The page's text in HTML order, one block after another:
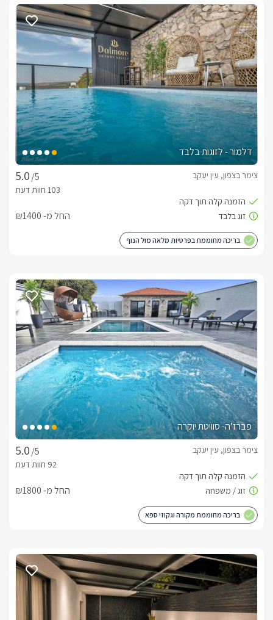
דלמור - לזוגות בלבד
/5
צימר בצפון, עין יעקב
החל מ- ₪1400
בריכה מחוממת בפרטיות מלאה מול הנוף
פברז’ה- סוויטת יוקרה
/5
צימר בצפון, עין יעקב
החל מ- ₪1800
בריכה מחוממת מקורה וגקוזי ספא